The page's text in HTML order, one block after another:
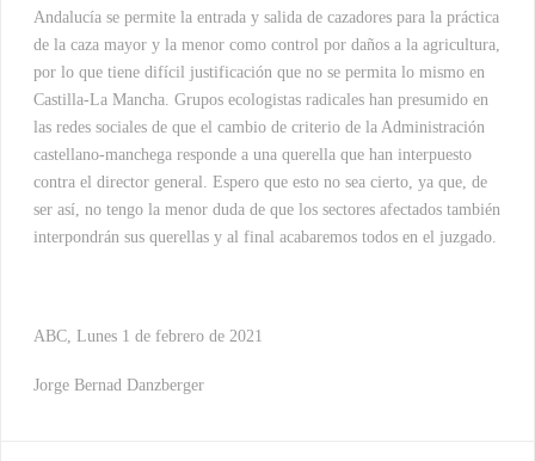
Andalucía se permite la entrada y salida de cazadores para la práctica
de la caza mayor y la menor como control por daños a la agricultura,
por lo que tiene difícil justificación que no se permita lo mismo en
Castilla-La Mancha. Grupos ecologistas radicales han presumido en
las redes sociales de que el cambio de criterio de la Administración
castellano-manchega responde a una querella que han interpuesto
contra el director general. Espero que esto no sea cierto, ya que, de
ser así, no tengo la menor duda de que los sectores afectados también
interpondrán sus querellas y al final acabaremos todos en el juzgado.
ABC, Lunes 1 de febrero de 2021
Jorge Bernad Danzberger